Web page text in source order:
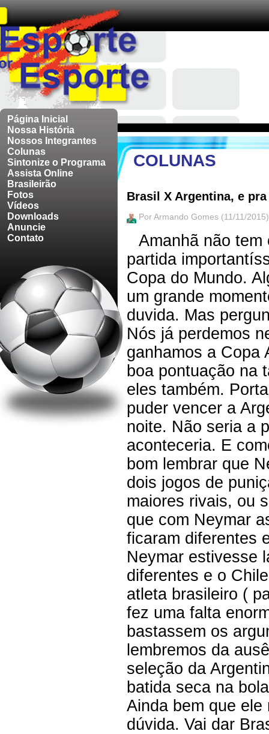
Página Inicial
Nossa História
Nossos Integrantes
Colunas
Sintonize o Programa
Assista Online
Brasileirão
Fotos
Vídeos
Downloads
Anuncie
Contato
COLUNAS
Brasil X Argentina, e
Por Armando Gomes (11/11/2015)
Amanhã não
partida
Copa do Mundo.
um grande
duvida. Mas
Nós já perdemos
ganhamos a Copa
boa pontuação na
eles também.
puder vencer a
noite. Não seria a
aconteceria. E
bom lembrar que
dois jogos de
maiores rivais, ou
que com Neymar
ficaram diferentes
Neymar estivesse
diferentes e o
atleta brasileiro (
fez uma falta
bastassem os
lembremos da
seleção da
batida seca na
Ainda bem que
dúvida. Vai dar